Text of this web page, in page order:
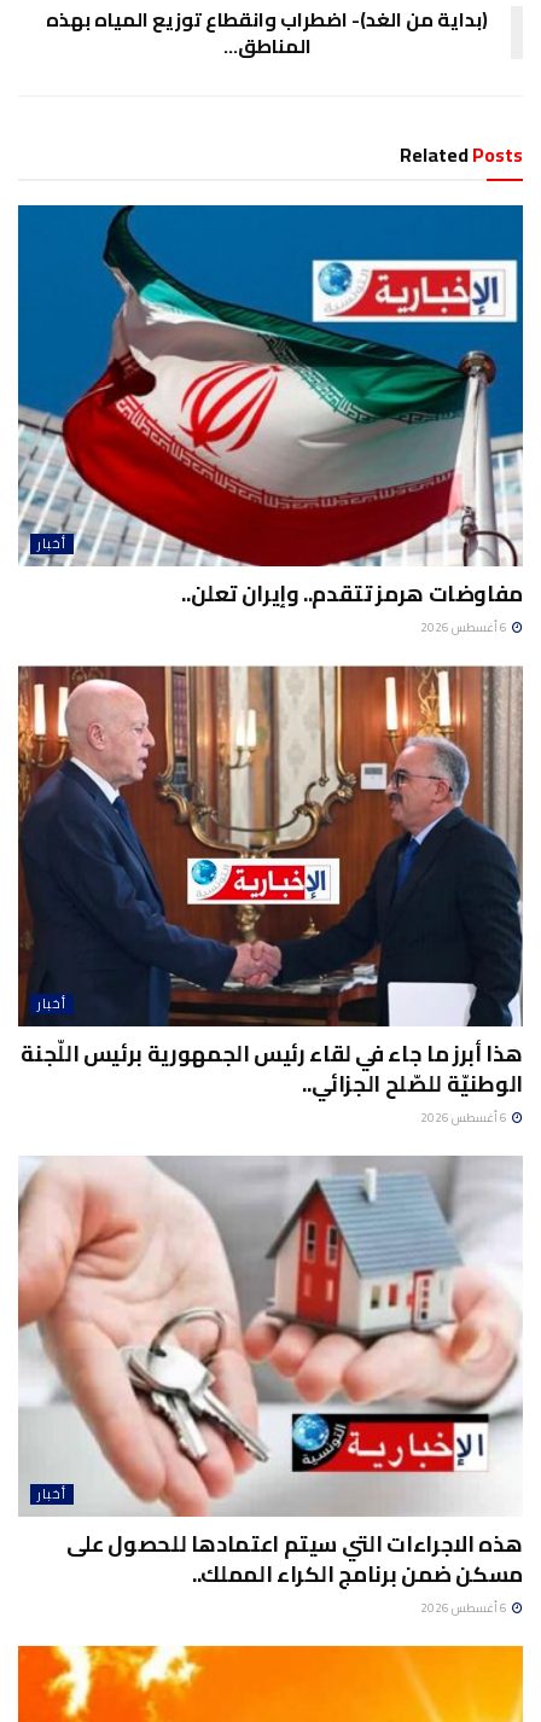
(بداية من الغد)- اضطراب وانقطاع توزيع المياه بهذه
المناطق…
RelatedPosts
أخبار
مفاوضات هرمز تتقدم.. وإيران تعلن..
أخبار
هذا أبرز ما جاء في لقاء رئيس الجمهورية برئيس اللّجنة
الوطنيّة للصّلح الجزائي..
أخبار
هذه الاجراءات التي سيتم اعتمادها للحصول على
مسكن ضمن برنامج الكراء المملك..